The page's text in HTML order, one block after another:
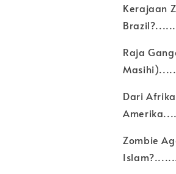
Kerajaan
Raja
Dari
Zombie